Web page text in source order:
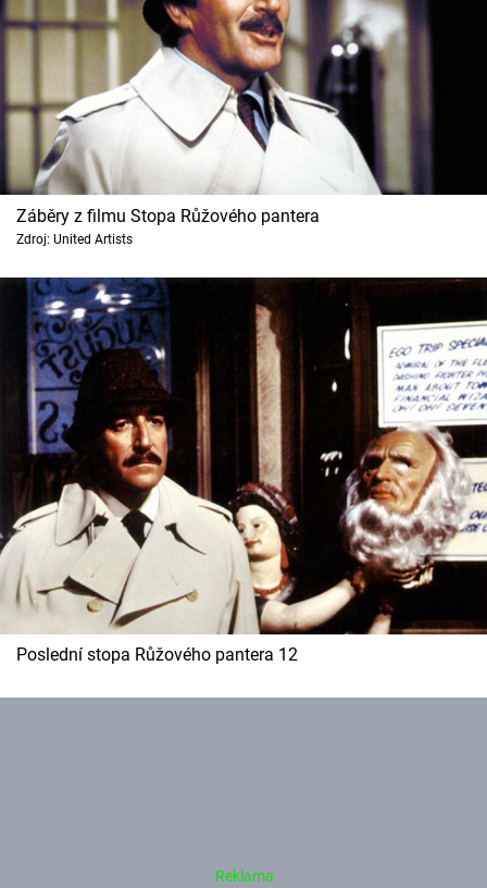
Záběry z filmu Stopa Růžového pantera
Zdroj: United Artists
Poslední stopa Růžového pantera 12